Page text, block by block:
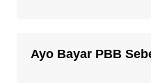
Ayo Bayar PBB